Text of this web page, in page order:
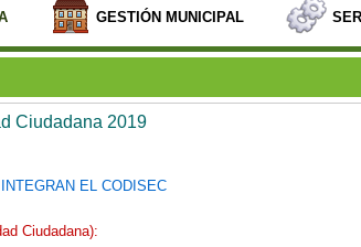
GESTIÓN MUNICIPAL
Ciudadana 2019
EL CODISEC
Ciudadana):